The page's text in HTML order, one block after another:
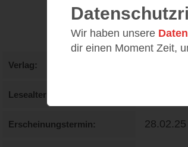
Verlag
Lesealter
Erscheinungstermin 28.02.25
Wir haben unsere
dir einen Moment Zeit,